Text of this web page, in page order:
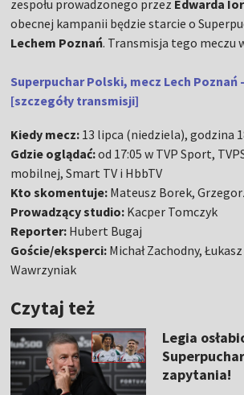
zespołu prowadzonego przez Edwarda
obecnej kampanii będzie starcie o
Lechem Poznań. Transmisja tego meczu
Superpuchar Polski, mecz Lech Poznań
[szczegóły transmisji]
Kiedy mecz: 13 lipca (niedziela), godzina
Gdzie oglądać:od 17:05 w TVP Sport,
mobilnej, Smart TV i HbbTV
Kto skomentuje: Mateusz Borek,
Prowadzący studio: Kacper Tomczyk
Reporter: Hubert Bugaj
Goście/eksperci: Michał Zachodny,
Wawrzyniak
Czytaj też
Legia
zapytania!